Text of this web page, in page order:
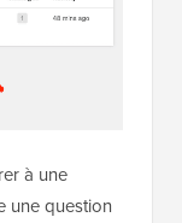
à une
une question